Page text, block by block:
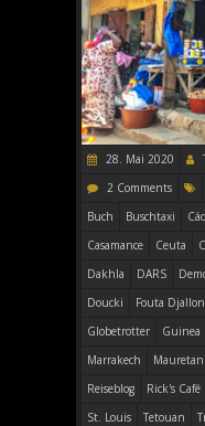
28. Mai 2020
2 Comments
Buch
Buschtaxi
Casamance
Ceuta
Dakhla
DARS
Doucki
Fouta Djallon
Globetrotter
Guinea
Marrakech
Reiseblog
Rick's Café
St. Louis
Tetouan